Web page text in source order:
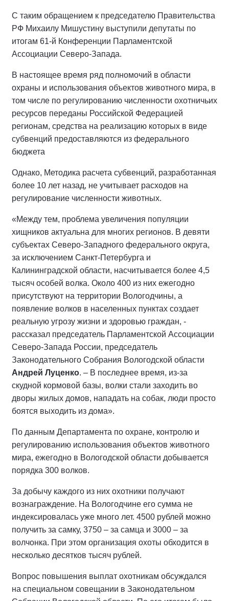
С таким обращением к председателю Правительства
РФ Михаилу Мишустину выступили депутаты по
итогам 61-й Конференции Парламентской
Ассоциации Северо-Запада.
В настоящее время ряд полномочий в области
охраны и использования объектов животного мира, в
том числе по регулированию численности охотничьих
ресурсов переданы Российской Федерацией
регионам, средства на реализацию которых в виде
субвенций предоставляются из федерального
бюджета
Однако, Методика расчета субвенций, разработанная
более 10 лет назад, не учитывает расходов на
регулирование численности животных.
«Между тем, проблема увеличения популяции
хищников актуальна для многих регионов. В девяти
субъектах Северо-Западного федерального округа,
за исключением Санкт-Петербурга и
Калининградской области, насчитывается более 4,5
тысяч особей волка. Около 400 из них ежегодно
присутствуют на территории Вологодчины, а
появление волков в населенных пунктах создает
реальную угрозу жизни и здоровью граждан, -
рассказал председатель Парламентской Ассоциации
Северо-Запада России, председатель
Законодательного Собрания Вологодской области
Андрей Луценко. – В последнее время, из-за
скудной кормовой базы, волки стали заходить во
дворы жилых домов, нападать на собак, люди просто
боятся выходить из дома».
По данным Департамента по охране, контролю и
регулированию использования объектов животного
мира, ежегодно в Вологодской области добывается
порядка 300 волков.
За добычу каждого из них охотники получают
вознаграждение. На Вологодчине его сумма не
индексировалась уже много лет. 4500 рублей можно
получить за самку, 3750 – за самца и 3000 – за
волчонка. При этом организация охоты обходится в
несколько десятков тысяч рублей.
Вопрос повышения выплат охотникам обсуждался
на специальном совещании в Законодательном